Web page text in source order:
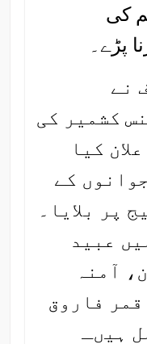
کی
پڑے۔
نے
کشمیر کی
کیا
کے
پر بلایا۔
عبید
آمنہ
فاروق
ہیںـ